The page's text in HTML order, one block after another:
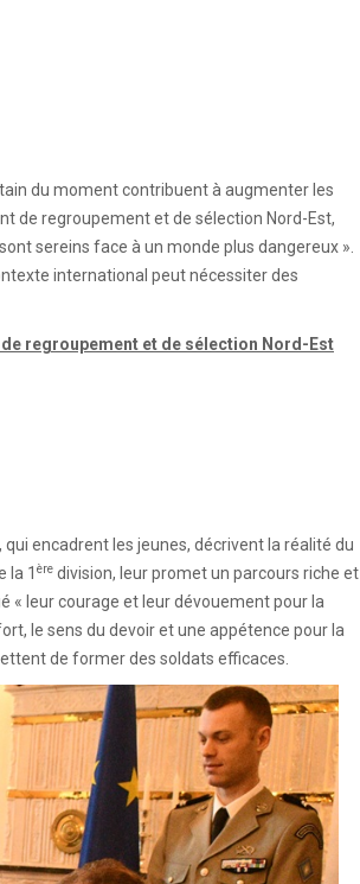
du moment contribuent à augmenter les
de regroupement et de sélection Nord-Est,
sereins face à un monde plus dangereux ».
international peut nécessiter des
regroupement et de sélection Nord-Est
encadrent les jeunes, décrivent la réalité du
la 1 ère division, leur promet un parcours riche et
« leur courage et leur dévouement pour la
le sens du devoir et une appétence pour la
de former des soldats efficaces.